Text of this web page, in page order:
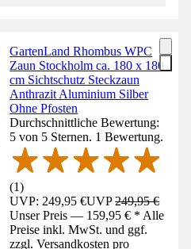
GartenLand Rhombus WPC
Zaun Stockholm ca. 180 x 180
cm Sichtschutz Steckzaun
Anthrazit Aluminium Silber
Ohne Pfosten
Durchschnittliche Bewertung:
5 von 5 Sternen. 1 Bewertung.
(1)
UVP: 249,95 €UVP249,95 €
Unser Preis — 159,95 € * Alle
Preise inkl. MwSt. und ggf.
zzgl. Versandkosten pro